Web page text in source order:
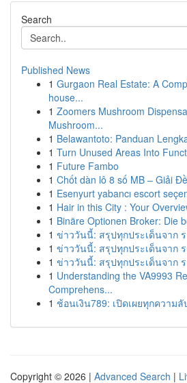
Search
Published News
1 Gurgaon Real Estate: A
house...
1 Zoomers Mushroom
Mushroom...
1 Belawantoto: Panduan
1 Turn Unused Areas Into
1 Future Fambo
1 Chốt dàn lô 8 số MB – Giải
1 Esenyurt yabancı escort
1 Hair in this City : Your
1 Binäre Optionen Broker: Die
1 ข่าววันนี้: สรุปทุกประเด็นจาก
1 ข่าววันนี้: สรุปทุกประเด็นจาก
1 ข่าววันนี้: สรุปทุกประเด็นจาก
1 Understanding the VA9993
Comprehens...
1 ช้อนเงิน789: เปิดเผยทุกความ
Copyright © 2026 | Advanced Search |